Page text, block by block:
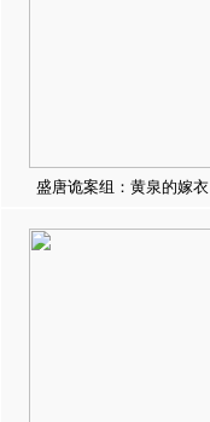
盛唐诡案组：黄泉的嫁衣